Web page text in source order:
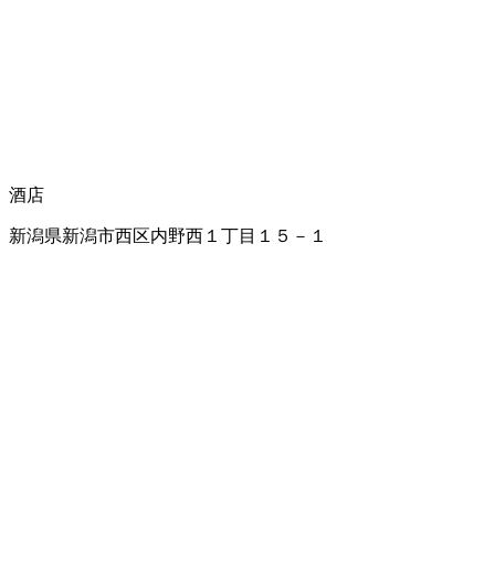
酒店
新潟県新潟市西区内野西１丁目１５－１